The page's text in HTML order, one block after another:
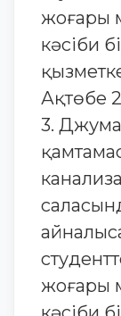
жоғары
кәсіби
Ақтөбе
3.
жоғары